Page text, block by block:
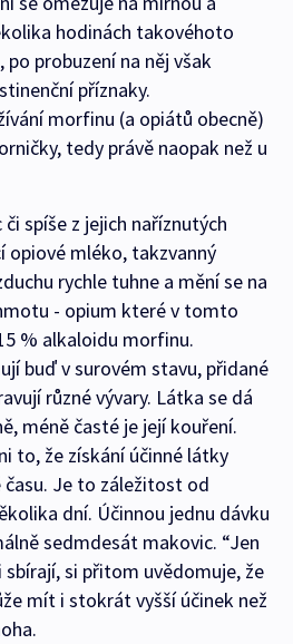
hodinách takovéhoto
probuzení na něj však
příznaky.
morfinu (a opiátů obecně)
tedy právě naopak než u
spíše z jejich naříznutých
opiové mléko, takzvanný
rychle tuhne a mění se na
- opium které v tomto
% alkaloidu morfinu.
buď v surovém stavu, přidané
různé vývary. Látka se dá
méně časté je její kouření.
to, že získání účinné látky
Je to záležitost od
dní. Účinnou jednu dávku
sedmdesát makovic. “Jen
si přitom uvědomuje, že
mít i stokrát vyšší účinek než